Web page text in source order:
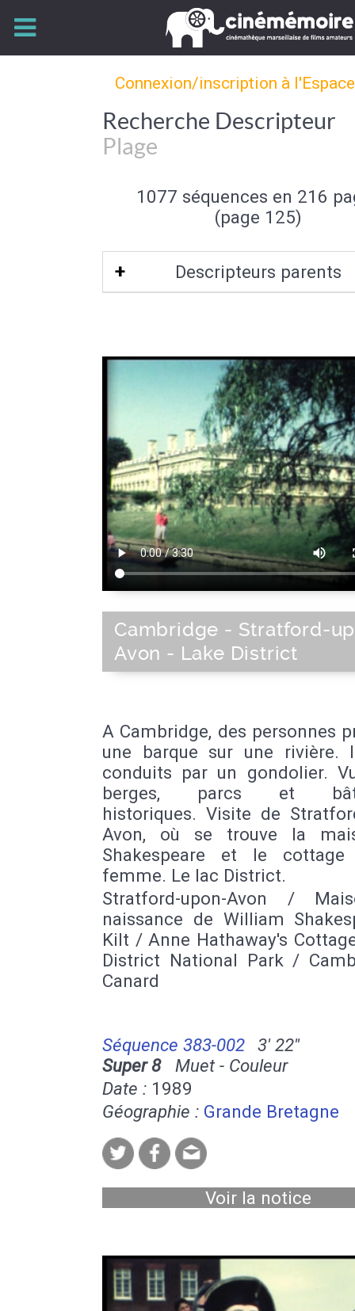
Connexion/inscription à
Recherche Descripteur
Plage
1077 séquences en 216
(page 125)
Descripteurs parents
Cambridge - Stratford-
Avon - Lake District
A Cambridge, des personnes
une barque sur une rivière.
conduits par un gondolier.
berges, parcs et
historiques. Visite de
Avon, où se trouve la
Shakespeare et le
femme. Le lac District.
Stratford-upon-Avon /
naissance de William
Kilt / Anne Hathaway's
District National Park /
Canard
Séquence 383-002
3' 22''
Super 8Muet - Couleur
Date : 1989
Géographie : Grande Bretagne
Voir la notice